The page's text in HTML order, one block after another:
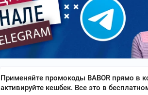
Применяйте промокоды BABOR прямо в
активируйте кешбек. Все это в